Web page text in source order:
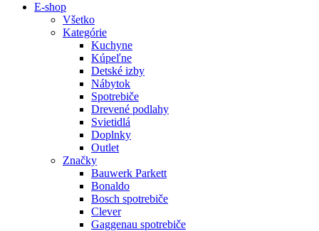
E-shop
Všetko
Kategórie
Kuchyne
Kúpeľne
Detské izby
Nábytok
Spotrebiče
Drevené podlahy
Svietidlá
Doplnky
Outlet
Značky
Bauwerk Parkett
Bonaldo
Bosch spotrebiče
Clever
Gaggenau spotrebiče